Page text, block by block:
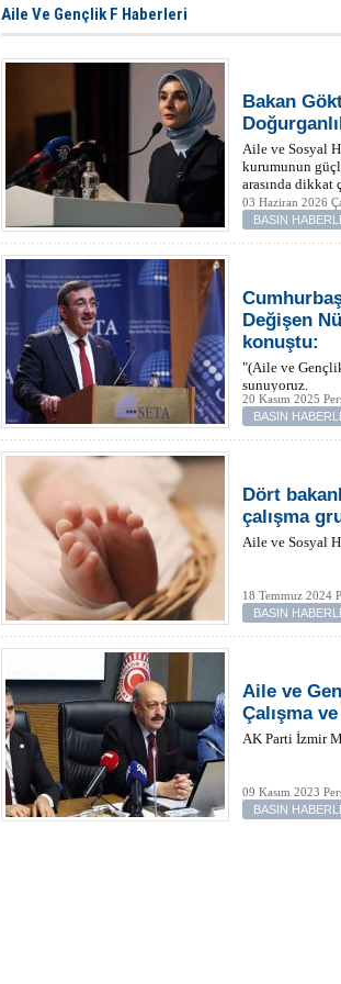
Aile Ve Gençlik F Haberleri
Bakan
Aile ve Sosyal
kurumunun
arasında dikkat
03 Haziran 2026
BASIN
Değişen
konuştu:
"(Aile ve
sunuyoruz.
20 Kasım 2025
BASIN
Dört
çalışma
Aile ve Sosyal
18 Temmuz 2024
BASIN
Aile ve
Çalışma
AK Parti İzmir
09 Kasım 2023
BASIN